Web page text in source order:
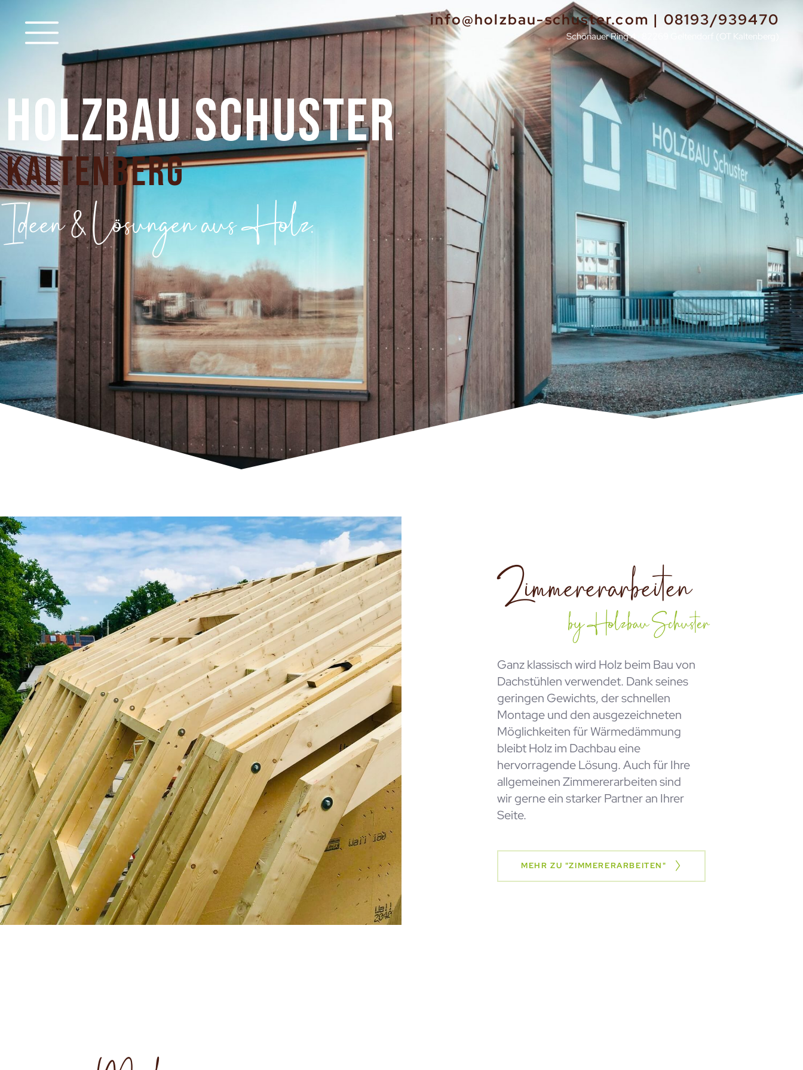
info@holzbau-schuster.com | 08193/939470
Schönauer Ring 4 · 82269 Geltendorf (OT Kaltenberg)
HOLZBAU SCHUSTER
Kaltenberg
Ideen & Lösungen aus Holz.
Zimmererarbeiten
by Holzbau Schuster
Ganz klassisch wird Holz beim Bau von
Dachstühlen verwendet. Dank seines
geringen Gewichts, der schnellen
Montage und den ausgezeichneten
Möglichkeiten für Wärmedämmung
bleibt Holz im Dachbau eine
hervorragende Lösung. Auch für Ihre
allgemeinen Zimmererarbeiten sind
wir gerne ein starker Partner an Ihrer
Seite.
MEHR ZU "ZIMMERERARBEITEN"